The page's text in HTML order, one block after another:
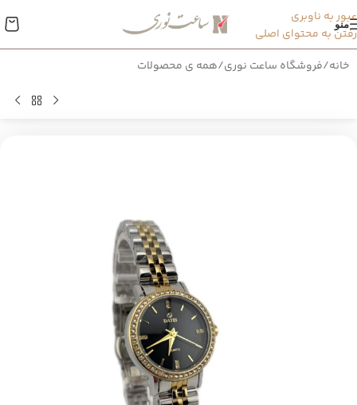
عبور به ناوبری
رفتن به محتوای اصلی
منو
خانه/فروشگاه ساعت نوری/همه ی محصولات